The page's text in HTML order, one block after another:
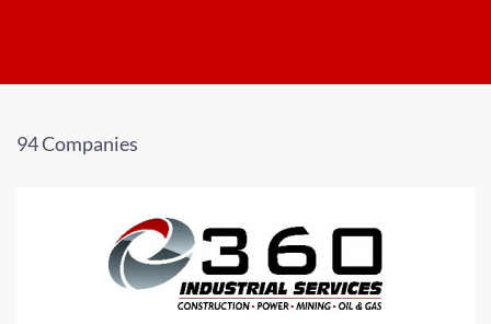
94 Companies